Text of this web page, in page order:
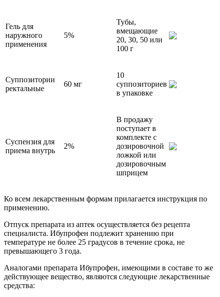
Гель для
наружного
применения
5%
Тубы,
вмещающие
20, 30, 50 или
100 г
Суппозитории
ректальные
60 мг
10
суппозиториев
в упаковке
Суспензия для
приема внутрь
2%
В продажу
поступает в
комплекте с
дозировочной
ложкой или
дозировочным
шприцем
Ко всем лекарственным формам прилагается инструкция по
применению.
Отпуск препарата из аптек осуществляется без рецепта
специалиста. Ибупрофен подлежит хранению при
температуре не более 25 градусов в течение срока, не
превышающего 3 года.
Аналогами препарата Ибупрофен, имеющими в составе то же
действующее вещество, являются следующие лекарственные
средства: